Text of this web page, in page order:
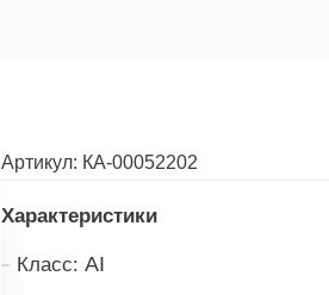
Артикул: КА-00052202
Характеристики
Класс: АI